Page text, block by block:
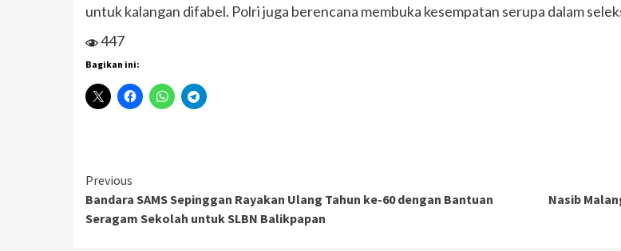
untuk kalangan difabel. Polri juga berencana membuka kesempatan serupa dalam
447
Bagikan ini:
Continue
Reading
Previous
Bandara SAMS Sepinggan Rayakan Ulang Tahun ke-60 dengan Bantuan
Seragam Sekolah untuk SLBN Balikpapan
Nasib